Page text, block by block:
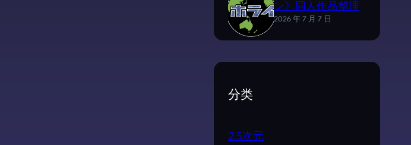
ン》同人作品整理
2026 年 7 月 7 日
分类
2.5次元